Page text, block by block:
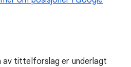
av tittelforslag er underlagt